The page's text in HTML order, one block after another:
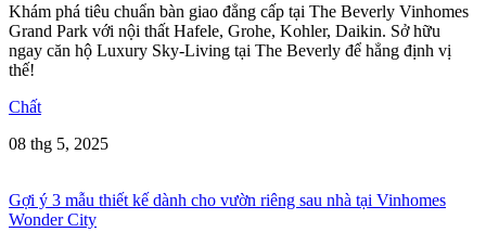
Khám phá tiêu chuẩn bàn giao đẳng cấp tại The Beverly Vinhomes
Grand Park với nội thất Hafele, Grohe, Kohler, Daikin. Sở hữu
ngay căn hộ Luxury Sky-Living tại The Beverly để hẳng định vị
thế!
Chất
08 thg 5, 2025
Gợi ý 3 mẫu thiết kế dành cho vườn riêng sau nhà tại Vinhomes
Wonder City